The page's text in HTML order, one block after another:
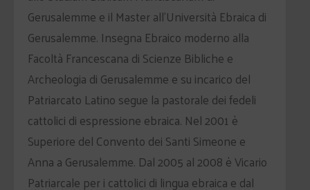
Gerusalemme e il Master all’Università Ebraica di
Gerusalemme. Insegna Ebraico moderno alla
Facoltà Francescana di Scienze Bibliche e
Archeologia di Gerusalemme e su incarico del
Patriarcato Latino segue la pastorale dei fedeli
cattolici di espressione ebraica. Nel 2001 è
Superiore del Convento dei Santi Simeone e
Anna a Gerusalemme. Dal 2005 al 2008 è Vicario
Patriarcale per i cattolici di lingua ebraica e dal